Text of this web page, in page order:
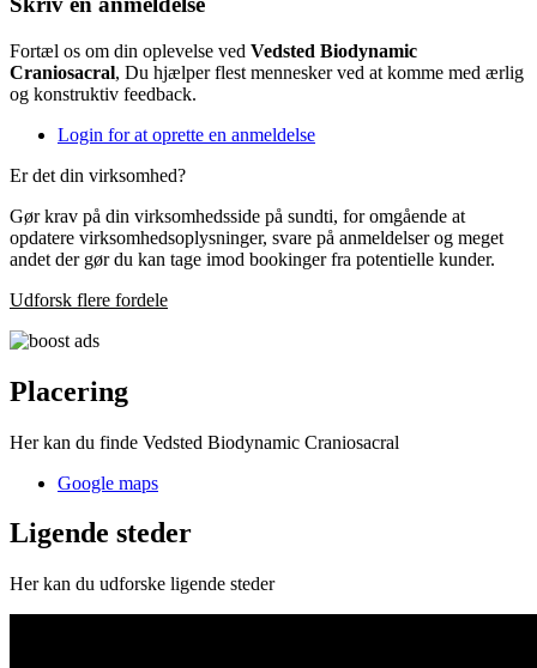
Fortæl os om din oplevelse ved Vedsted Biodynamic
Craniosacral, Du hjælper flest mennesker ved at komme med ærlig
og konstruktiv feedback.
Login for at oprette en anmeldelse
Er det din virksomhed?
Gør krav på din virksomhedsside på sundti, for omgående at
opdatere virksomhedsoplysninger, svare på anmeldelser og meget
andet der gør du kan tage imod bookinger fra potentielle kunder.
Udforsk flere fordele
Placering
Her kan du finde Vedsted Biodynamic Craniosacral
Google maps
Ligende steder
Her kan du udforske ligende steder